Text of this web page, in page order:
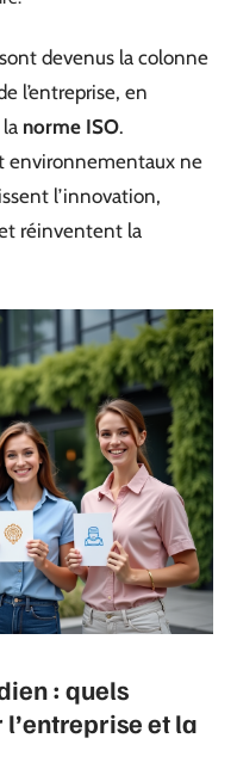
sont devenus la colonne
l’entreprise, en
norme ISO.
environnementaux ne
l’innovation,
réinventent la
: quels
et la